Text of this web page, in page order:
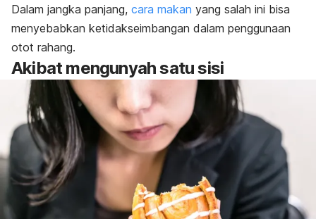
Dalam jangka panjang, cara makan yang salah ini bisa
menyebabkan ketidakseimbangan dalam penggunaan
otot rahang.
Akibat mengunyah satu sisi